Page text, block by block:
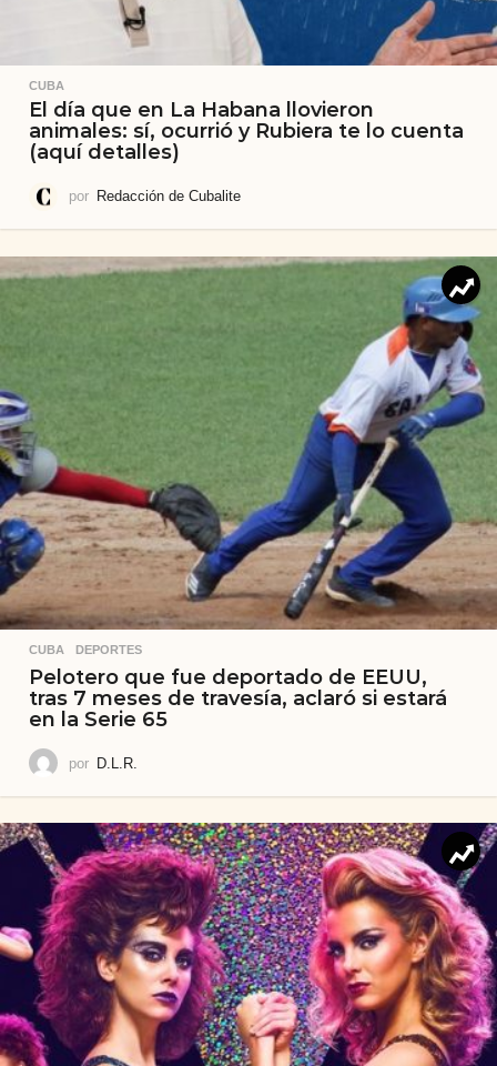
CUBA
El día que en La Habana llovieron
animales: sí, ocurrió y Rubiera te lo cuenta
(aquí detalles)
por Redacción de Cubalite
CUBA ,DEPORTES
Pelotero que fue deportado de EEUU,
tras 7 meses de travesía, aclaró si estará
en la Serie 65
por D.L.R.